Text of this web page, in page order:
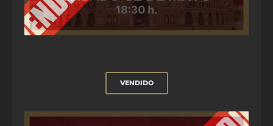
VENDIDO